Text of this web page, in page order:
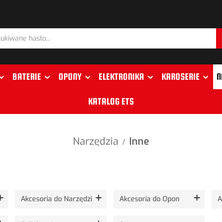
BATERIE OPONY ELEKTRONIKA KAROSERIE
KATALOG ETS
Narzędzia / Inne
Akcesoria do Narzędzi Akcesoria do Opon